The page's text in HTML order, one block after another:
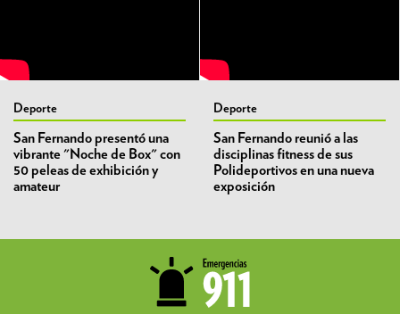
Deporte
San Fernando presentó una
vibrante "Noche de Box" con
50 peleas de exhibición y
amateur
Deporte
San Fernando reunió a las
disciplinas fitness de sus
Polideportivos en una nueva
exposición